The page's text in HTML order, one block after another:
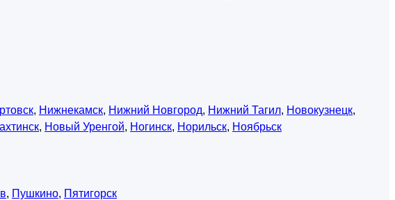
, Нижнекамск, Нижний Новгород, Нижний Тагил, Новокузнецк,
, Новый Уренгой, Ногинск, Норильск, Ноябрьск
, Пушкино, Пятигорск